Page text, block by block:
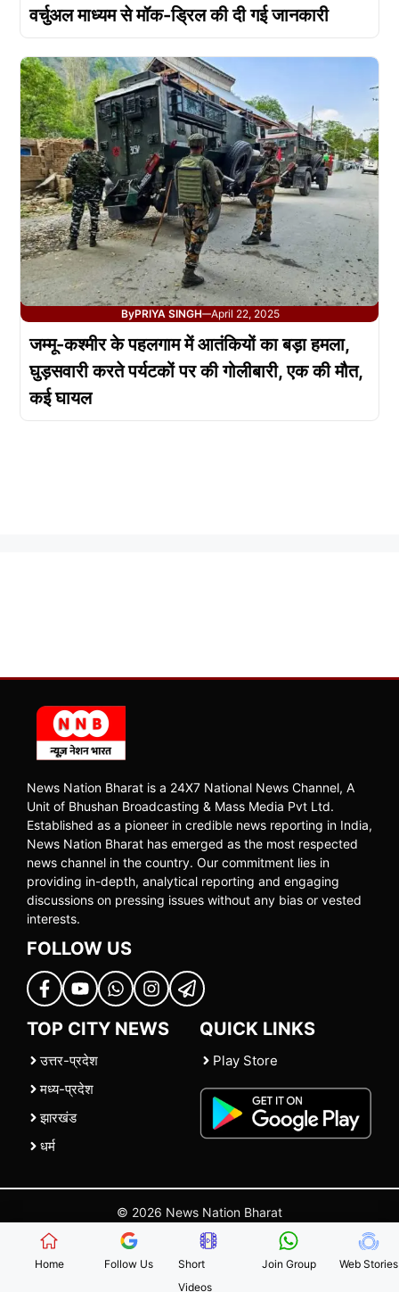
वर्चुअल माध्यम से मॉक-ड्रिल की दी गई जानकारी
ByPRIYA SINGH—April 22, 2025
जम्मू-कश्मीर के पहलगाम में आतंकियों का बड़ा हमला,
घुड़सवारी करते पर्यटकों पर की गोलीबारी, एक की मौत,
कई घायल
News Nation Bharat is a 24X7 National News Channel, A
Unit of Bhushan Broadcasting & Mass Media Pvt Ltd.
Established as a pioneer in credible news reporting in India,
News Nation Bharat has emerged as the most respected
news channel in the country. Our commitment lies in
providing in-depth, analytical reporting and engaging
discussions on pressing issues without any bias or vested
interests.
FOLLOW US
TOP CITY NEWS
उत्तर-प्रदेश
मध्य-प्रदेश
झारखंड
धर्म
QUICK LINKS
Play Store
© 2026 News Nation Bharat
| |Contact Us |Policies Terms and Conditions
Home Follow Us
Short
Videos
Join Group Web Stories